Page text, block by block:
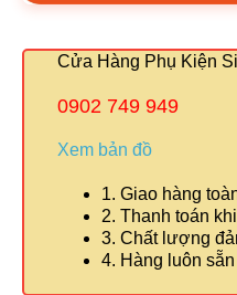
Cửa Hàng Phụ Kiện
0902 749 949
Xem bản đồ
1. Giao hàng
2. Thanh toán
3. Chất lượng
4. Hàng luôn